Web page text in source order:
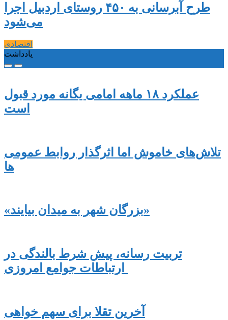
طرح آبرسانی به ۴۵۰ روستای اردبیل اجرا
می‌شود
اقتصادی
یادداشت
عملکرد ۱۸ ماهه امامی یگانه مورد قبول
است
تلاش‌های خاموش اما اثرگذار روابط عمومی
ها
«بزرگان شهر به میدان بیایند»
تربیت رسانه، پیش شرط بالندگی در
آخرین تقلا برای سهم خواهی